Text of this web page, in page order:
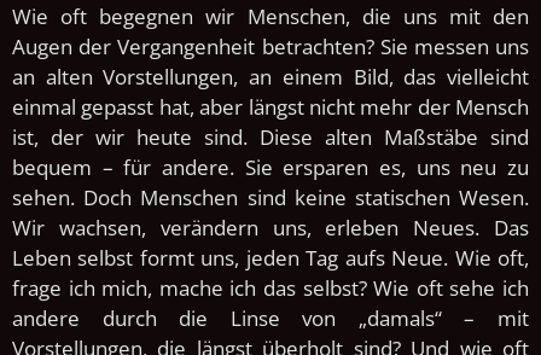
Wie oft begegnen wir Menschen, die uns mit den
Augen der Vergangenheit betrachten? Sie messen uns
an alten Vorstellungen, an einem Bild, das vielleicht
einmal gepasst hat, aber längst nicht mehr der Mensch
ist, der wir heute sind. Diese alten Maßstäbe sind
bequem – für andere. Sie ersparen es, uns neu zu
sehen. Doch Menschen sind keine statischen Wesen.
Wir wachsen, verändern uns, erleben Neues. Das
Leben selbst formt uns, jeden Tag aufs Neue. Wie oft,
frage ich mich, mache ich das selbst? Wie oft sehe ich
andere durch die Linse von „damals“ – mit
Vorstellungen, die längst überholt sind? Und wie oft